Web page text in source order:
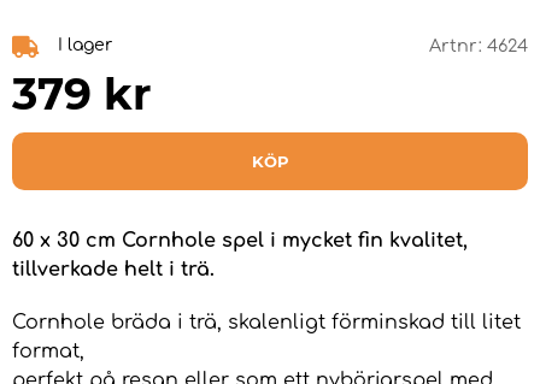
I lager Artnr: 4624
379 kr
KÖP
60 x 30 cm Cornhole spel i mycket fin kvalitet,
tillverkade helt i trä.
Cornhole bräda i trä, skalenligt förminskad till litet
format,